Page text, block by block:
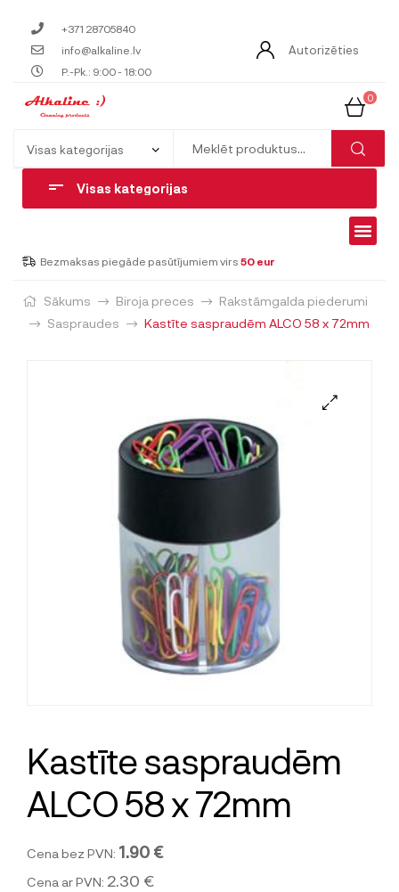
+371 28705840
info@alkaline.lv
P.-Pk.: 9:00 - 18:00
Autorizēties
0
Visas kategorijas
Bezmaksas piegāde pasūtījumiem virs 50 eur
Sākums Biroja preces
Rakstāmgalda piederumi
Saspraudes
Kastīte saspraudēm ALCO 58 x 72mm
Kastīte saspraudēm
ALCO 58 x 72mm
Cena bez PVN: 1.90 €
Cena ar PVN: 2.30 €